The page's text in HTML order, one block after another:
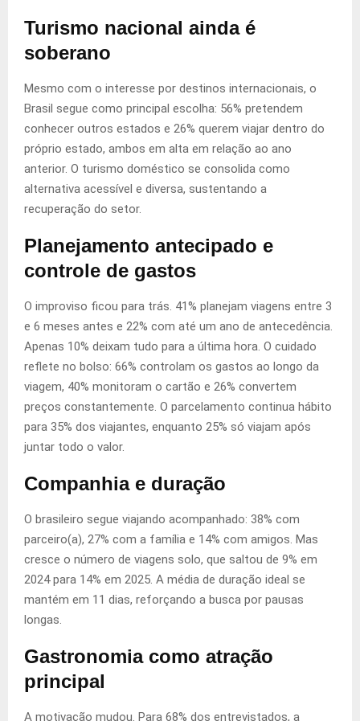
Turismo nacional ainda é
soberano
Mesmo com o interesse por destinos internacionais, o
Brasil segue como principal escolha: 56% pretendem
conhecer outros estados e 26% querem viajar dentro do
próprio estado, ambos em alta em relação ao ano
anterior. O turismo doméstico se consolida como
alternativa acessível e diversa, sustentando a
recuperação do setor.
Planejamento antecipado e
controle de gastos
O improviso ficou para trás. 41% planejam viagens entre 3
e 6 meses antes e 22% com até um ano de antecedência.
Apenas 10% deixam tudo para a última hora. O cuidado
reflete no bolso: 66% controlam os gastos ao longo da
viagem, 40% monitoram o cartão e 26% convertem
preços constantemente. O parcelamento continua hábito
para 35% dos viajantes, enquanto 25% só viajam após
juntar todo o valor.
Companhia e duração
O brasileiro segue viajando acompanhado: 38% com
parceiro(a), 27% com a família e 14% com amigos. Mas
cresce o número de viagens solo, que saltou de 9% em
2024 para 14% em 2025. A média de duração ideal se
mantém em 11 dias, reforçando a busca por pausas
longas.
Gastronomia como atração
principal
A motivação mudou. Para 68% dos entrevistados, a